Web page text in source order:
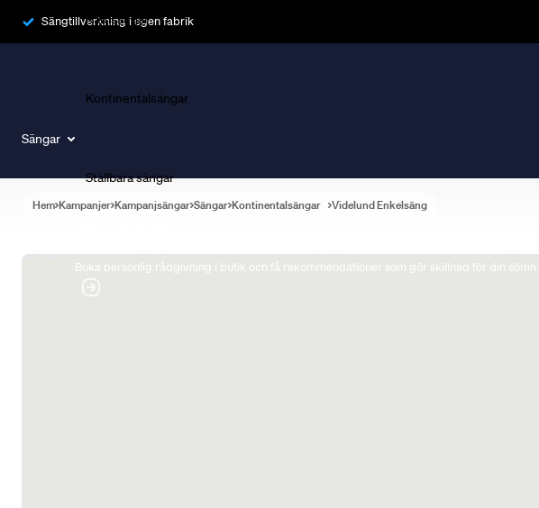
Sängtillverkning i egen fabrik
Sängar
Ramsängar
Kontinentalsängar
Ställbara sängar
Boka personlig rådgivning i butik och få rekommendationer som gör skillnad för din sömn.
Hem Kampanjer Kampanjsängar Sängar Kontinentalsängar Videlund Enkelsäng